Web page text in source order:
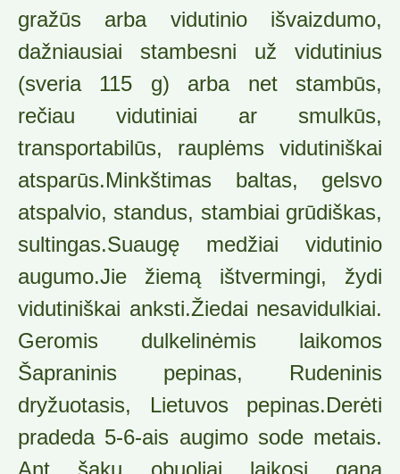
gražūs arba vidutinio išvaizdumo,
dažniausiai stambesni už vidutinius
(sveria 115 g) arba net stambūs,
rečiau vidutiniai ar smulkūs,
transportabilūs, rauplėms vidutiniškai
atsparūs.Minkštimas baltas, gelsvo
atspalvio, stan­dus, stambiai grūdiškas,
sultingas.Suaugę me­džiai vidutinio
augumo.Jie žiemą ištvermingi, žydi
vidutiniškai anksti.Žiedai nesavidulkiai.
Geromis dulkelinėmis laikomos
Šapraninis pepinas, Rudeninis
dryžuotasis, Lietuvos pepinas.Derėti
pradeda 5-6-ais augimo sode metais.
Ant šakų obuoliai laikosi gana